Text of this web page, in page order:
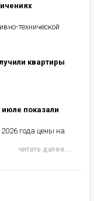
технической
квартиры
показали
года цены на
читать далее...